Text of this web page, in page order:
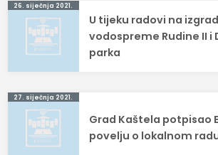
Navigacija
objava
26. siječnja 2021.
U tijeku radovi na
vodospreme Rudine II i
parka
27. siječnja 2021.
Grad Kaštela potpisao
povelju o lokalnom